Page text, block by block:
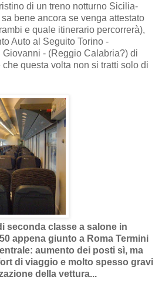
di un treno notturno Sicilia-
bene ancora se venga attestato
e quale itinerario percorrerà),
Auto al Seguito Torino -
- (Reggio Calabria?) di
questa volta non si tratti solo di
seconda classe a salone in
appena giunto a Roma Termini
aumento dei posti sì, ma
di viaggio e molto spesso gravi
della vettura...